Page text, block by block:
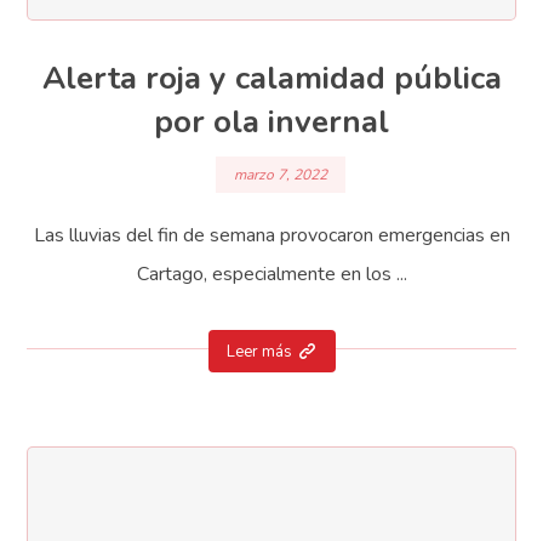
Alerta roja y calamidad pública
por ola invernal
marzo 7, 2022
Las lluvias del fin de semana provocaron emergencias en
Cartago, especialmente en los ...
Leer más